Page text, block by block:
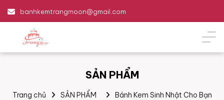
banhkemtrangmoon@gmail.com
SẢN PHẨM
Trang chủ SẢN PHẨM
Bánh Kem Sinh Nhật Cho Bạn